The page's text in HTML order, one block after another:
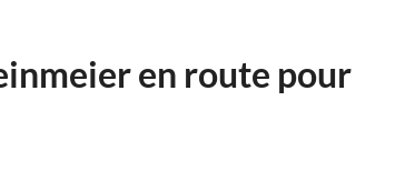
en route pour